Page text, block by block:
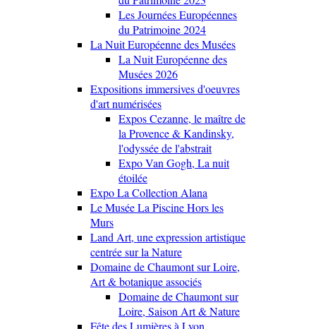
Les Journées Européennes
du Patrimoine 2024
La Nuit Européenne des Musées
La Nuit Européenne des
Musées 2026
Expositions immersives d'oeuvres
d'art numérisées
Expos Cezanne, le maître de
la Provence & Kandinsky,
l'odyssée de l'abstrait
Expo Van Gogh, La nuit
étoilée
Expo La Collection Alana
Le Musée La Piscine Hors les
Murs
Land Art, une expression artistique
centrée sur la Nature
Domaine de Chaumont sur Loire,
Art & botanique associés
Domaine de Chaumont sur
Loire, Saison Art & Nature